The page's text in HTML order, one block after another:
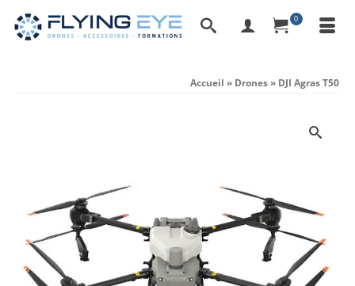
0
Accueil » Drones» DJI Agras T50